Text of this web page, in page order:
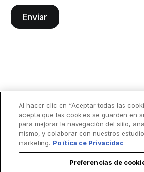
Al hacer clic en “Aceptar todas las
acepta que las cookies se guarden en
para mejorar la navegación del sitio,
mismo, y colaborar con nuestros
marketing. Política de Privacidad
Preferencias de